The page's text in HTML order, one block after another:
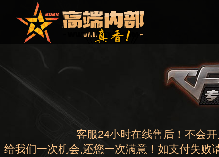
客服24小时在线售后！不会
给我们一次机会,还您一次满意！如支付失败